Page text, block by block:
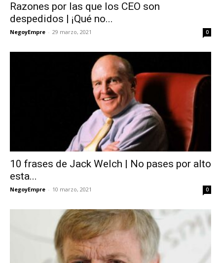
Razones por las que los CEO son
despedidos | ¡Qué no...
NegoyEmpre - 29 marzo, 2021 0
10 frases de Jack Welch | No pases por alto
esta...
NegoyEmpre - 10 marzo, 2021 0